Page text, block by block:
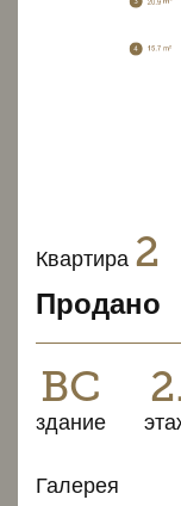
Квартира 2
Продано
BC
здание
Галерея